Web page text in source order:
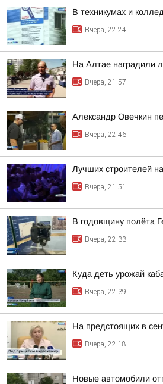
В техникумах и
Вчера, 22:24
На Алтае наградили
Вчера, 21:57
Александр Овечкин
Вчера, 22:46
Лучших строителей
Вчера, 21:51
В годовщину полёта
Вчера, 22:33
Куда деть урожай
Вчера, 22:39
На предстоящих в
Вчера, 22:18
Новые автомобили